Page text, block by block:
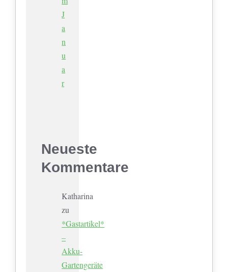
J
a
n
u
a
r
Neueste
Kommentare
Katharina
zu
*Gastartikel*
–
Akku-
Gartengeräte